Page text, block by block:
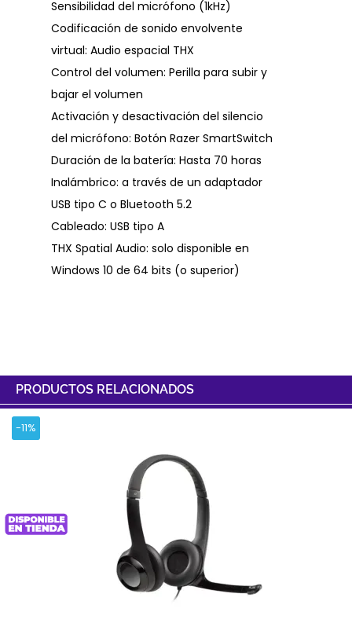
Sensibilidad del micrófono (1kHz)
Codificación de sonido envolvente
virtual: Audio espacial THX
Control del volumen: Perilla para subir y
bajar el volumen
Activación y desactivación del silencio
del micrófono: Botón Razer SmartSwitch
Duración de la batería: Hasta 70 horas
Inalámbrico: a través de un adaptador
USB tipo C o Bluetooth 5.2
Cableado: USB tipo A
THX Spatial Audio: solo disponible en
Windows 10 de 64 bits (o superior)
PRODUCTOS RELACIONADOS
-11%